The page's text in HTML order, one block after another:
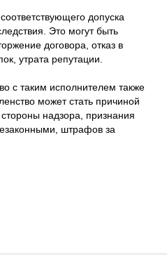
допуска
Это могут быть
договора, отказ в
утрата репутации.
с таким исполнителем также
может стать причиной
надзора, признания
штрафов за